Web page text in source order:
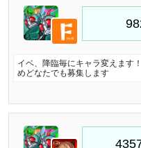
イベ、降臨毎にキャラ変えます
めどなたでも募集します